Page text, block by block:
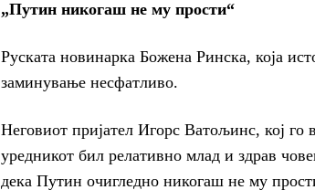
„Путин никогаш не му прости“
Руската новинарка Божена Ринска, која
заминување несфатливо.
Неговиот пријател Игорс Ватољинс, кој го
уредникот бил релативно млад и здрав
дека Путин очигледно никогаш не му